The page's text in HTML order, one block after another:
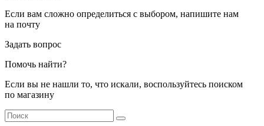
Если вам сложно определиться с выбором, напишите нам
на почту
Задать вопрос
Помочь найти?
Если вы не нашли то, что искали, воспользуйтесь поиском
по магазину